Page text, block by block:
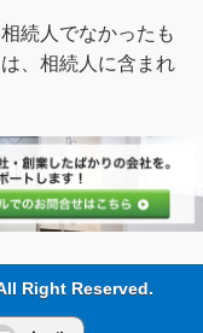
続人でなかったも
、相続人に含まれ
Right Reserved.